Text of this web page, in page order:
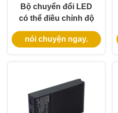
Bộ chuyển đổi LED
có thể điều chỉnh độ
sáng 192W 5 trong 1,
xếp hạng IP65 cho
nói chuyện ngay.